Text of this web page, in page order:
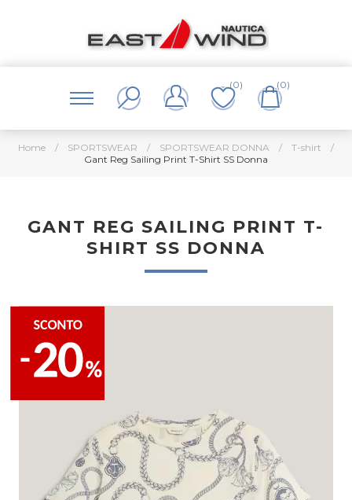
(0) (0)
Home / SPORTSWEAR / SPORTSWEAR DONNA / T-shirt
/
Gant Reg Sailing Print T-Shirt SS Donna
GANT REG SAILING PRINT T-
SHIRT SS DONNA